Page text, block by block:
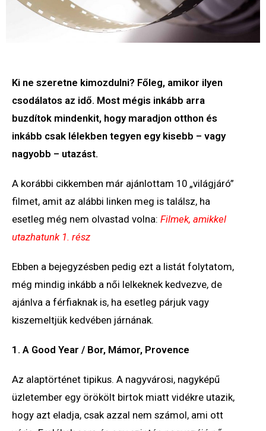
Ki ne szeretne kimozdulni? Főleg, amikor ilyen
csodálatos az idő. Most mégis inkább arra
buzdítok mindenkit, hogy maradjon otthon és
inkább csak lélekben tegyen egy kisebb – vagy
nagyobb – utazást.
A korábbi cikkemben már ajánlottam 10 „világjáró”
filmet, amit az alábbi linken meg is találsz, ha
esetleg még nem olvastad volna: Filmek, amikkel
utazhatunk 1. rész
Ebben a bejegyzésben pedig ezt a listát folytatom,
még mindig inkább a női lelkeknek kedvezve, de
ajánlva a férfiaknak is, ha esetleg párjuk vagy
kiszemeltjük kedvében járnának.
1. A Good Year / Bor, Mámor, Provence
Az alaptörténet tipikus. A nagyvárosi, nagyképű
üzletember egy örökölt birtok miatt vidékre utazik,
hogy azt eladja, csak azzal nem számol, ami ott